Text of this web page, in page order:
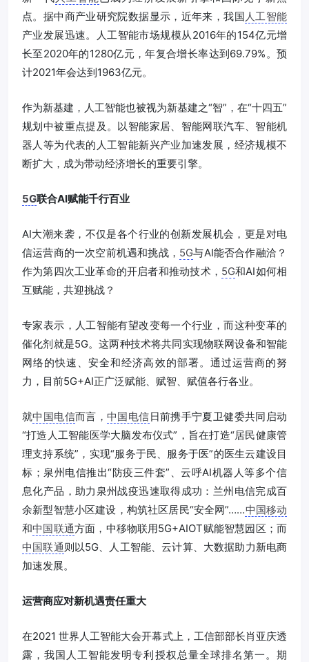
点。据中商产业研究院数据显示，近年来，我国 人工智能
产业发展迅速。人工智能市场规模从2016年的154亿元增
长至2020年的1280亿元，年复合增长率达到69.79%。预
计2021年会达到1963亿元。
作为新基建，人工智能也被视为新基建之“智”，在“十四五”
规划中被重点提及。以智能家居、智能网联汽车、智能机
器人等为代表的人工智能新兴产业加速发展，经济规模不
断扩大，成为带动经济增长的重要引擎。
5G联合AI赋能千行百业
AI大潮来袭，不仅是各个行业的创新发展机会，更是对电
信运营商的一次空前机遇和挑战， 5G与AI能否合作融洽？
作为第四次工业革命的开启者和推动技术， 5G和AI如何相
互赋能，共迎挑战？
专家表示，人工智能有望改变每一个行业，而这种变革的
催化剂就是5G。这两种技术将共同实现物联网设备和智能
网络的快速、安全和经济高效的部署。通过运营商的努
力，目前5G+AI正广泛赋能、赋智、赋值各行各业。
就中国电信而言， 中国电信日前携手宁夏卫健委共同启动
“打造人工智能医学大脑发布仪式”，旨在打造“居民健康管
理支持系统”，实现“服务于民、服务于医”的医生云建设目
标；泉州电信推出“防疫三件套”、云呼AI机器人等多个信
息化产品，助力泉州战疫迅速取得成功：兰州电信完成百
余新型智慧小区建设，构筑社区居民“安全网”……中国移动
和中国联通方面，中移物联用5G+AIOT赋能智慧园区；而
中国联通则以5G、人工智能、云计算、大数据助力新电商
加速发展。
运营商应对新机遇责任重大
在2021 世界人工智能大会开幕式上，工信部部长肖亚庆透
露，我国人工智能发明专利授权总量全球排名第一。期